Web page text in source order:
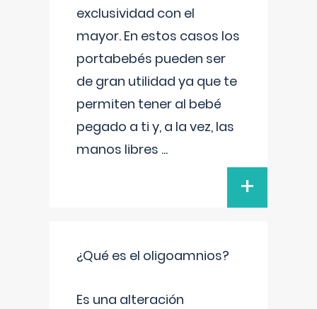
exclusividad con el
mayor. En estos casos los
portabebés pueden ser
de gran utilidad ya que te
permiten tener al bebé
pegado a ti y, a la vez, las
manos libres ...
+
¿Qué es el oligoamnios?
Es una alteración